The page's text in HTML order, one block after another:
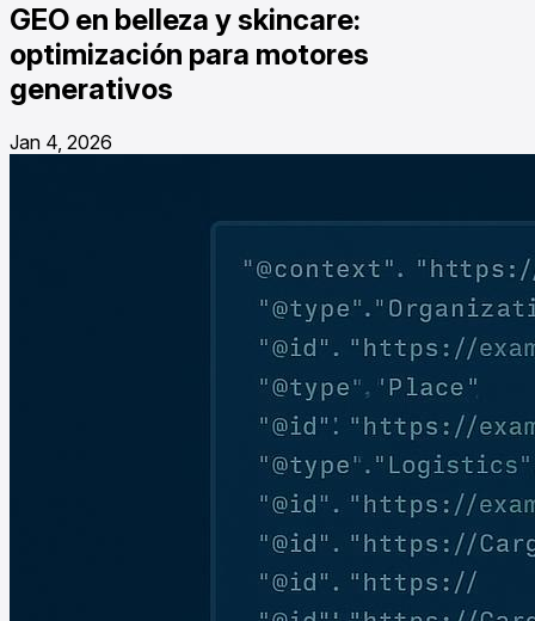
GEO en belleza y skincare:
optimización para motores
generativos
Jan 4, 2026